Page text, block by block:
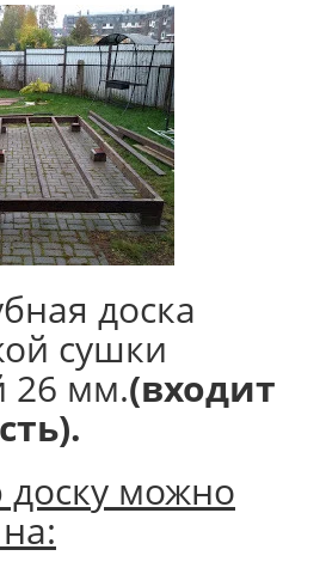
доска
сушки
26 мм.(входит
можно